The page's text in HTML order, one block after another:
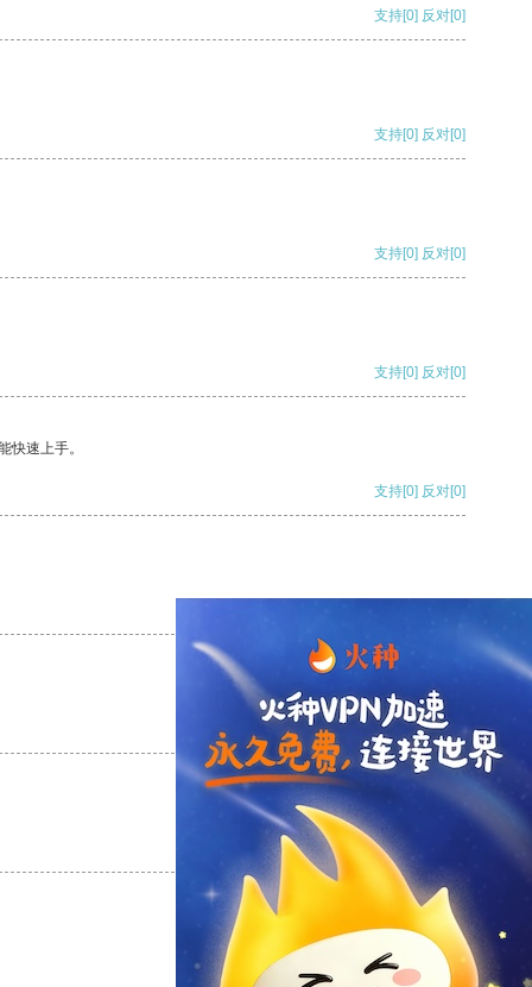
支持[0] 反对[0]
支持[0] 反对[0]
支持[0] 反对[0]
支持[0] 反对[0]
快速上手。
支持[0] 反对[0]
支持 [0] 反对 [0]
支持